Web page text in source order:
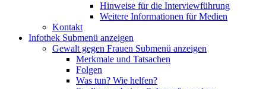
Hinweise für die Interviewführung
Weitere Informationen für Medien
Kontakt
Infothek Submenü anzeigen
Gewalt gegen Frauen Submenü anzeigen
Merkmale und Tatsachen
Folgen
Was tun? Wie helfen?